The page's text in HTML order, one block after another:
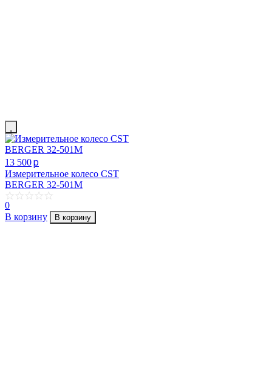
13 500p
Измерительное колесо CST
BERGER 32-501M
0
В корзину
В корзину